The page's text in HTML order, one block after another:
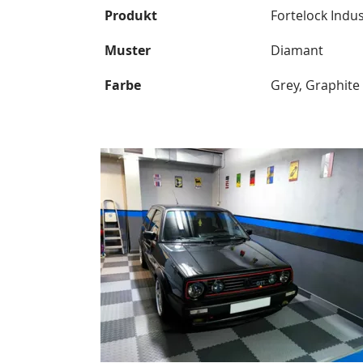
Produkt
Fortelock
Muster
Diamant
Farbe
Grey, Graphite